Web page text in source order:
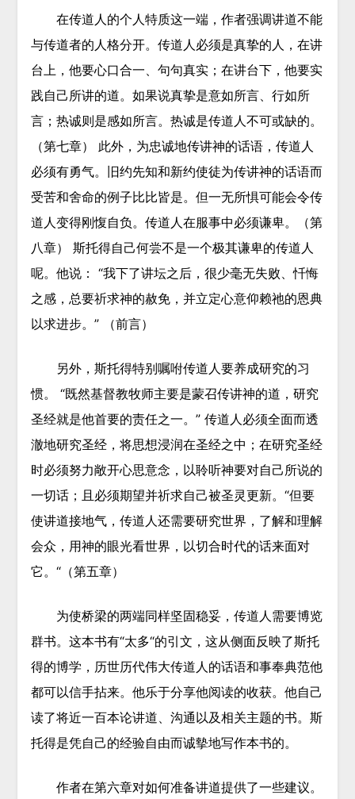
在传道人的个人特质这一端，作者强调讲道不能
与传道者的人格分开。传道人必须是真挚的人，在讲
台上，他要心口合一、句句真实；在讲台下，他要实
践自己所讲的道。如果说真挚是意如所言、行如所
言；热诚则是感如所言。热诚是传道人不可或缺的。
（第七章） 此外，为忠诚地传讲神的话语，传道人
必须有勇气。旧约先知和新约使徒为传讲神的话语而
受苦和舍命的例子比比皆是。但一无所惧可能会令传
道人变得刚愎自负。传道人在服事中必须谦卑。（第
八章） 斯托得自己何尝不是一个极其谦卑的传道人
呢。他说： “我下了讲坛之后，很少毫无失败、忏悔
之感，总要祈求神的赦免，并立定心意仰赖祂的恩典
以求进步。” （前言）
另外，斯托得特别嘱咐传道人要养成研究的习
惯。 “既然基督教牧师主要是蒙召传讲神的道，研究
圣经就是他首要的责任之一。” 传道人必须全面而透
澈地研究圣经，将思想浸润在圣经之中；在研究圣经
时必须努力敞开心思意念，以聆听神要对自己所说的
一切话；且必须期望并祈求自己被圣灵更新。“但要
使讲道接地气，传道人还需要研究世界，了解和理解
会众，用神的眼光看世界，以切合时代的话来面对
它。“（第五章）
为使桥梁的两端同样坚固稳妥，传道人需要博览
群书。这本书有“太多“的引文，这从侧面反映了斯托
得的博学，历世历代伟大传道人的话语和事奉典范他
都可以信手拈来。他乐于分享他阅读的收获。他自己
读了将近一百本论讲道、沟通以及相关主题的书。斯
托得是凭自己的经验自由而诚摰地写作本书的。
作者在第六章对如何准备讲道提供了一些建议。